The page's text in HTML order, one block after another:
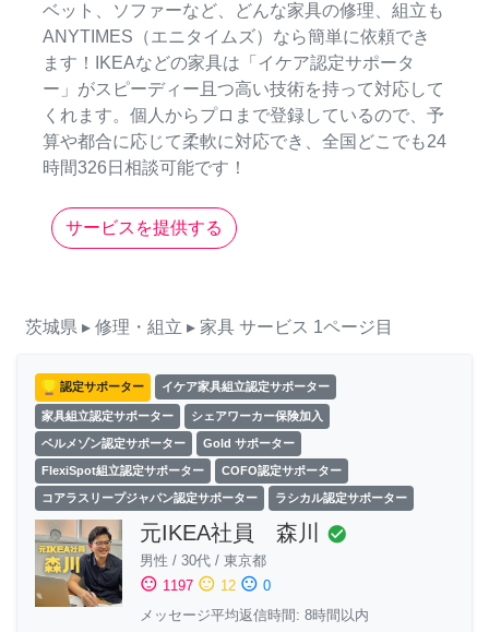
ベット、ソファーなど、どんな家具の修理、組立も
ANYTIMES（エニタイムズ）なら簡単に依頼でき
ます！IKEAなどの家具は「イケア認定サポータ
ー」がスピーディー且つ高い技術を持って対応して
くれます。個人からプロまで登録しているので、予
算や都合に応じて柔軟に対応でき、全国どこでも24
時間326日相談可能です！
サービスを提供する
茨城県 ▸ 修理・組立 ▸ 家具 サービス 1ページ目
認定サポーター イケア家具組立認定サポーター
家具組立認定サポーター シェアワーカー保険加入
ベルメゾン認定サポーター Gold サポーター
FlexiSpot組立認定サポーター COFO認定サポーター
コアラスリープジャパン認定サポーター ラシカル認定サポーター
元IKEA社員 森川 check_circle
男性 / 30代 / 東京都
sentiment_satisfied 1197 sentiment_neutral 12 sentiment_dissatisfied 0
メッセージ平均返信時間: 8時間以内